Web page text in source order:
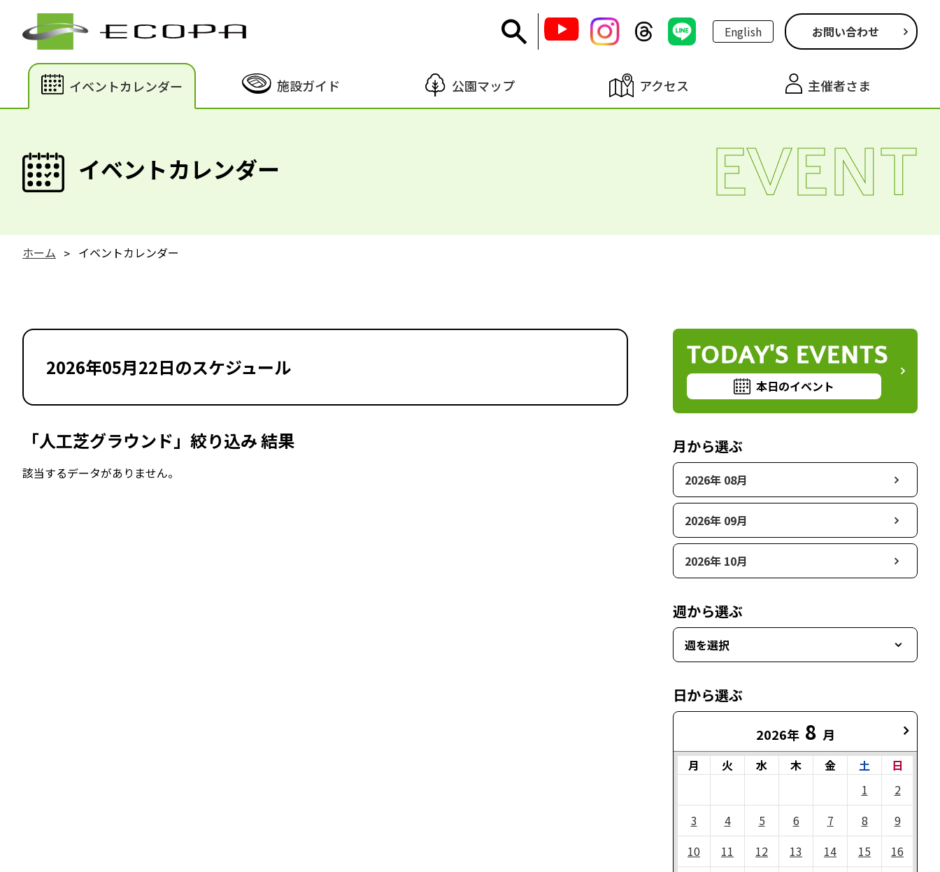
English お問い合わせ
イベントカレンダー 施設ガイド 公園マップ アクセス 主催者さま
イベントカレンダー EVENT
ホーム イベントカレンダー
2026年05月22日のスケジュール
「人工芝グラウンド」絞り込み 結果
該当するデータがありません。
TODAY'S EVENTS
本日のイベント
月から選ぶ
2026年 08月
2026年 09月
2026年 10月
週から選ぶ
週を選択
日から選ぶ
2026年 8 月
月 火 水 木 金 土
日
1
2
3
4 5 6 7 8
9
10
11 12 13 14 15
16